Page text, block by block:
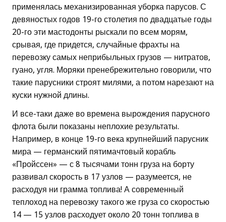
применялась механизированная уборка парусов. С
девяностых годов 19-го столетия по двадцатые годы
20-го эти мастодонты рыскали по всем морям,
срывая, где придется, случайные фрахты на
перевозку самых неприбыльных грузов — нитратов,
гуано, угля. Моряки пренебрежительно говорили, что
такие парусники строят милями, а потом нарезают на
куски нужной длины.
И все-таки даже во времена вырождения парусного
флота были показаны неплохие результаты.
Например, в конце 19-го века крупнейший парусник
мира — германский пятимачтовый корабль
«Пройссен» — с 8 тысячами тонн груза на борту
развивал скорость в 17 узлов — разумеется, не
расходуя ни грамма топлива! А современный
теплоход на перевозку такого же груза со скоростью
14 — 15 узлов расходует около 20 тонн топлива в